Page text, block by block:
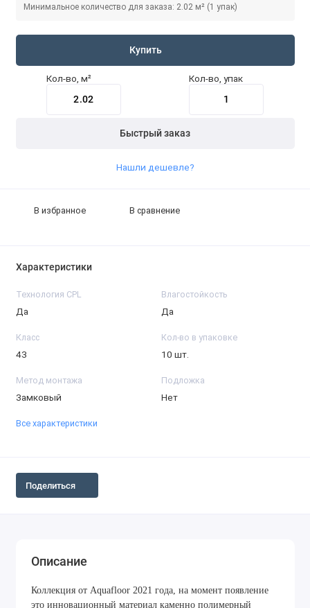
Минимальное количество для заказа: 2.02 м² (1 упак)
Купить
Кол-во, м² Кол-во, упак
Быстрый заказ
Нашли дешевле?
В избранное В сравнение
Характеристики
Технология CPL
Да
Влагостойкость
Да
Класс
43
Кол-во в упаковке
10 шт.
Метод монтажа
Замковый
Подложка
Нет
Все характеристики
Поделиться
Описание
Коллекция от Aquafloor 2021 года, на момент появление
это инновационный материал каменно полимерный